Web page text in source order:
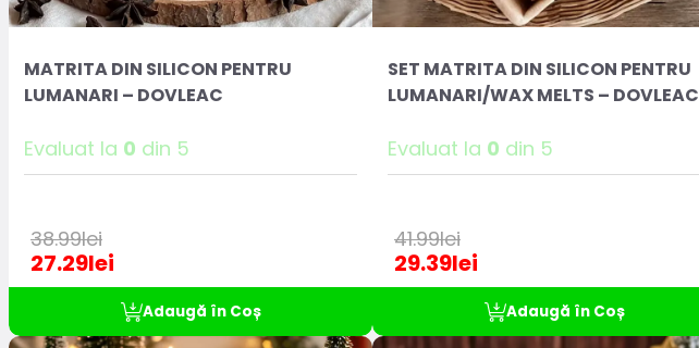
MATRITA DIN SILICON PENTRU
LUMANARI – DOVLEAC
Evaluat la 0 din 5
38.99lei
27.29lei
Adaugă în Coș
SET MATRITA DIN SILICON PENTRU
LUMANARI/WAX MELTS – DOVLEAC
Evaluat la 0 din 5
41.99lei
29.39lei
Adaugă în Coș